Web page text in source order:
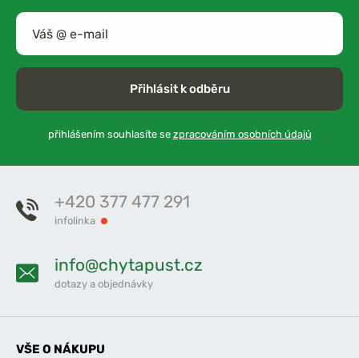
Přihlásit k odběru
přihlášením souhlasíte se zpracováním osobních údajů
+420 377 477 291
infolinka
info@chytapust.cz
dotazy a objednávky
VŠE O NÁKUPU